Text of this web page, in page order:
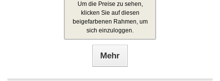
Um die Preise zu sehen,
klicken Sie auf diesen
beigefarbenen Rahmen, um
sich einzuloggen.
Mehr